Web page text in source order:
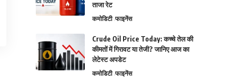
ताजा रेट
कमोडिटी फाइनेंस
Crude Oil Price Today: कच्चे तेल की
कीमतों में गिरावट या तेजी? जानिए आज का
लेटेस्ट अपडेट
कमोडिटी फाइनेंस